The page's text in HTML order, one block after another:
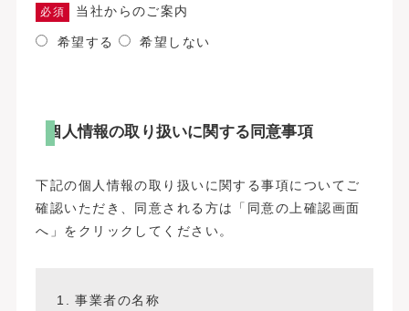
必須 当社からのご案内
希望する 希望しない
個人情報の取り扱いに関する同意事項
下記の個人情報の取り扱いに関する事項についてご
確認いただき、同意される方は「同意の上確認画面
へ」をクリックしてください。
事業者の名称